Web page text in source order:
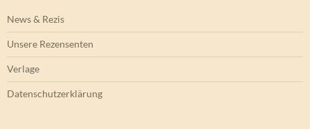
News & Rezis
Unsere Rezensenten
Verlage
Datenschutzerklärung